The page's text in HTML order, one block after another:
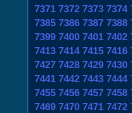
7371 7372 7373 7374
7385 7386 7387 7388
7399 7400 7401 7402
7413 7414 7415 7416
7427 7428 7429 7430
7441 7442 7443 7444
7455 7456 7457 7458
7469 7470 7471 7472